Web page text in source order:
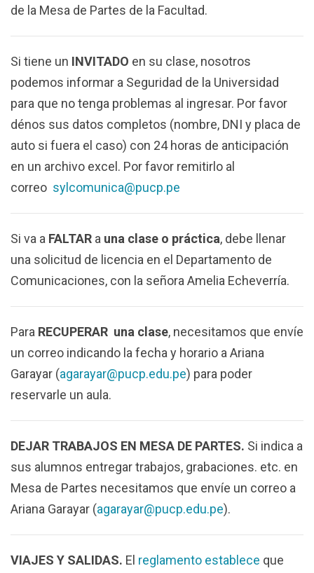
de la Mesa de Partes de la Facultad.
Si tiene un INVITADO en su clase, nosotros
podemos informar a Seguridad de la Universidad
para que no tenga problemas al ingresar. Por favor
dénos sus datos completos (nombre, DNI y placa de
auto si fuera el caso) con 24 horas de anticipación
en un archivo excel. Por favor remitirlo al
correo sylcomunica@pucp.pe
Si va a FALTAR a una clase o práctica, debe llenar
una solicitud de licencia en el Departamento de
Comunicaciones, con la señora Amelia Echeverría.
Para RECUPERAR una clase, necesitamos que envíe
un correo indicando la fecha y horario a Ariana
Garayar (agarayar@pucp.edu.pe) para poder
reservarle un aula.
DEJAR TRABAJOS EN MESA DE PARTES. Si indica a
sus alumnos entregar trabajos, grabaciones. etc. en
Mesa de Partes necesitamos que envíe un correo a
Ariana Garayar (agarayar@pucp.edu.pe).
VIAJES Y SALIDAS. El reglamento establece que